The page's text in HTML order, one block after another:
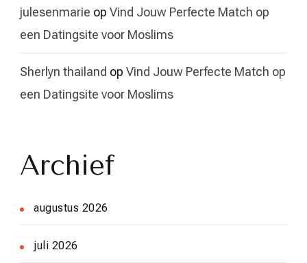
julesenmarie op Vind Jouw Perfecte Match op
een Datingsite voor Moslims
Sherlyn thailand op Vind Jouw Perfecte Match op
een Datingsite voor Moslims
Archief
augustus 2026
juli 2026